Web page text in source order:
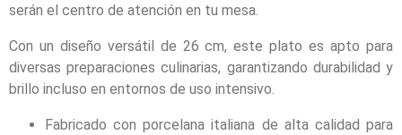
serán el centro de atención en tu mesa.
Con un diseño versátil de 26 cm, este plato es apto para
diversas preparaciones culinarias, garantizando durabilidad y
brillo incluso en entornos de uso intensivo.
Fabricado con porcelana italiana de alta calidad para